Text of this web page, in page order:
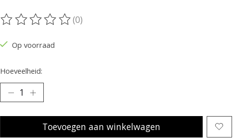
De beoordeling van dit product is
(0)
Op voorraad
Hoeveelheid:
Toevoegen aan winkelwagen